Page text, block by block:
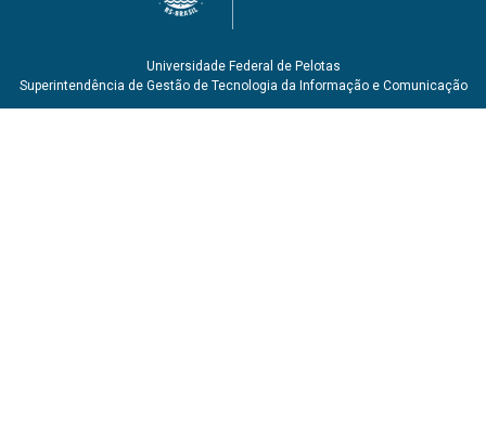
Universidade Federal de Pelotas
Superintendência de Gestão de Tecnologia da Informação e Comunicação